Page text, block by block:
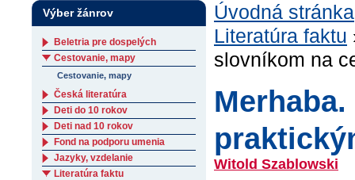
Úvodná stránka
Literatúra faktu
slovníkom na
Witold Szablowski
Výber žánrov
Beletria pre dospelých
Cestovanie, mapy
Cestovanie, mapy
Česká literatúra
Deti do 10 rokov
Deti nad 10 rokov
Fond na podporu umenia
Jazyky, vzdelanie
Literatúra faktu